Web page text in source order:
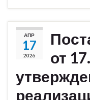
АПР
17
2026
от